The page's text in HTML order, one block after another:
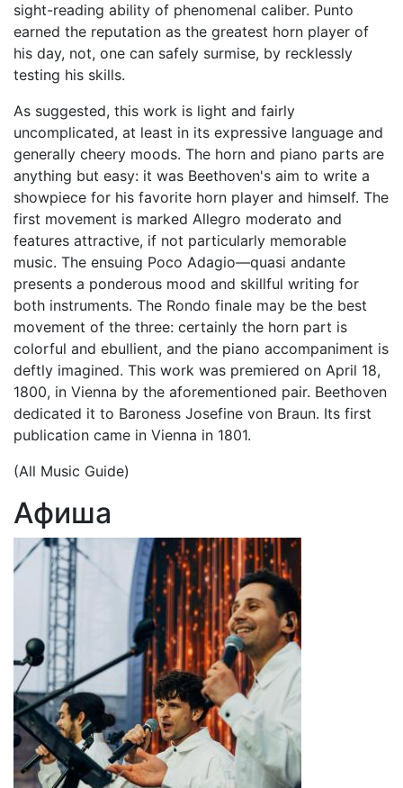
sight-reading ability of phenomenal caliber. Punto
earned the reputation as the greatest horn player of
his day, not, one can safely surmise, by recklessly
testing his skills.
As suggested, this work is light and fairly
uncomplicated, at least in its expressive language and
generally cheery moods. The horn and piano parts are
anything but easy: it was Beethoven's aim to write a
showpiece for his favorite horn player and himself. The
first movement is marked Allegro moderato and
features attractive, if not particularly memorable
music. The ensuing Poco Adagio—quasi andante
presents a ponderous mood and skillful writing for
both instruments. The Rondo finale may be the best
movement of the three: certainly the horn part is
colorful and ebullient, and the piano accompaniment is
deftly imagined. This work was premiered on April 18,
1800, in Vienna by the aforementioned pair. Beethoven
dedicated it to Baroness Josefine von Braun. Its first
publication came in Vienna in 1801.
(All Music Guide)
Афиша